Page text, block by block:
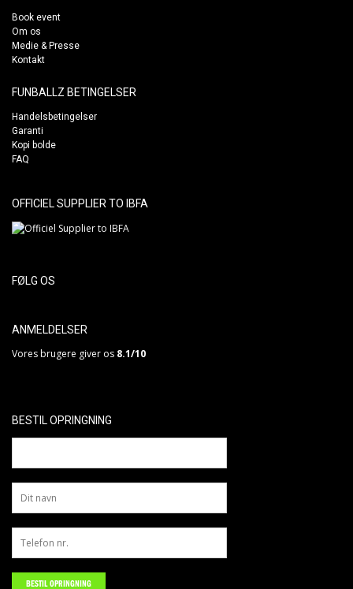
Book event
Om os
Medie & Presse
Kontakt
FUNBALLZ BETINGELSER
Handelsbetingelser
Garanti
Kopi bolde
FAQ
OFFICIEL SUPPLIER TO IBFA
FØLG OS
ANMELDELSER
Vores brugere giver os 8.1/10
BESTIL OPRINGNING